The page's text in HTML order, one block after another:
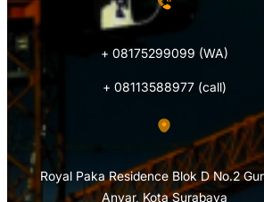
+ 08175299099 (WA)
+ 08113588977 (call)
Royal Paka Residence Blok D No.2
Anyar, Kota Surabaya